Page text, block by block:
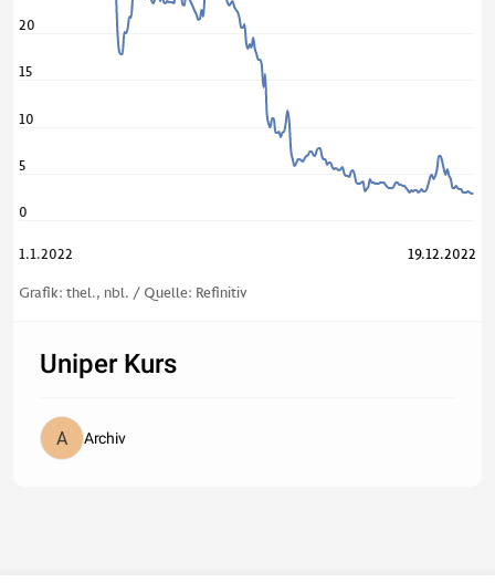
0
5
10
15
20
1.1.2022 19.12.2022
Grafik: thel., nbl. / Quelle: Refinitiv
Uniper Kurs
Archiv